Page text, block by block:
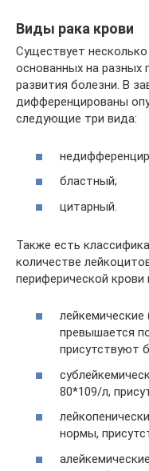
Виды рака крови
Существует
основанных на разных
развития болезни. В
дифференцированы
следующие три вида:
бластный;
цитарный.
Также есть
количестве
периферической крови
превышается
присутствуют
80*109/л,
нормы,